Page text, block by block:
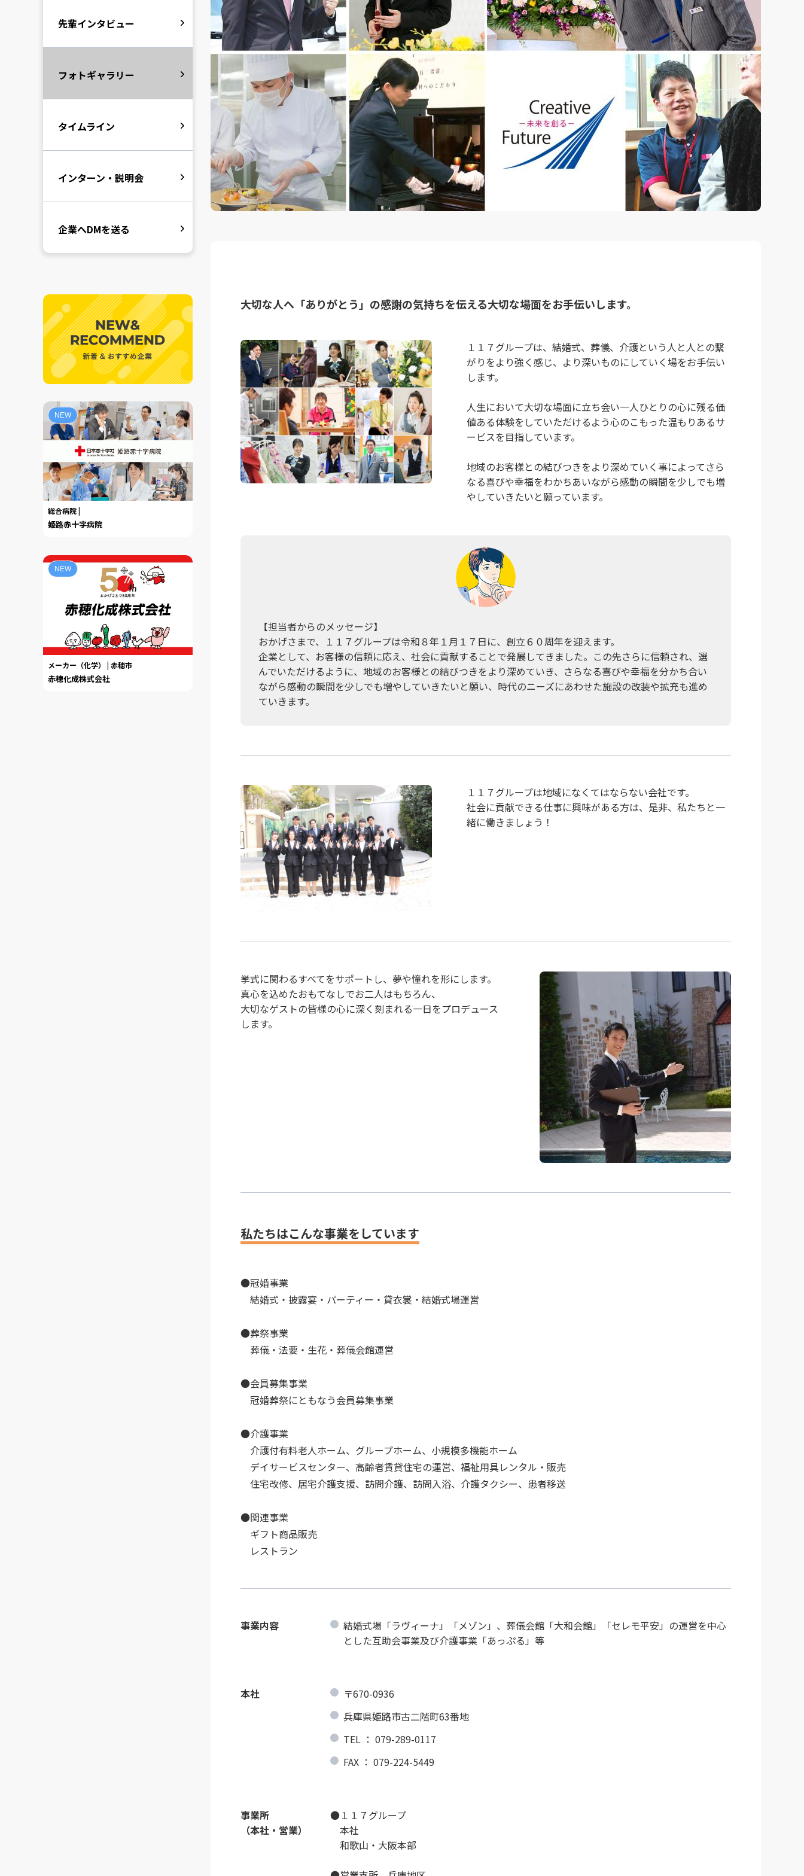
大切な人へ「ありがとう」の感謝の気持ちを伝える大切な場面をお手伝いします。
１１７グループは、結婚式、葬儀、介護という人と人との繋
がりをより強く感じ、より深いものにしていく場をお手伝い
します。
人生において大切な場面に立ち会い一人ひとりの心に残る価
値ある体験をしていただけるよう心のこもった温もりあるサ
ービスを目指しています。
地域のお客様との結びつきをより深めていく事によってさら
なる喜びや幸福をわかちあいながら感動の瞬間を少しでも増
やしていきたいと願っています。
【担当者からのメッセージ】
おかげさまで、１１７グループは令和８年１月１７日に、創立６０周年を迎えます。
企業として、お客様の信頼に応え、社会に貢献することで発展してきました。この先さらに信頼され、選
んでいただけるように、地域のお客様との結びつきをより深めていき、さらなる喜びや幸福を分かち合い
ながら感動の瞬間を少しでも増やしていきたいと願い、時代のニーズにあわせた施設の改装や拡充も進め
ていきます。
１１７グループは地域になくてはならない会社です。
社会に貢献できる仕事に興味がある方は、是非、私たちと一
緒に働きましょう！
挙式に関わるすべてをサポートし、夢や憧れを形にします。
真心を込めたおもてなしでお二人はもちろん、
大切なゲストの皆様の心に深く刻まれる一日をプロデュース
します。
私たちはこんな事業をしています
●冠婚事業
結婚式・披露宴・パーティー・貸衣裳・結婚式場運営
●葬祭事業
葬儀・法要・生花・葬儀会館運営
●会員募集事業
冠婚葬祭にともなう会員募集事業
●介護事業
介護付有料老人ホーム、グループホーム、小規模多機能ホーム
デイサービスセンター、高齢者賃貸住宅の運営、福祉用具レンタル・販売
住宅改修、居宅介護支援、訪問介護、訪問入浴、介護タクシー、患者移送
●関連事業
ギフト商品販売
レストラン
事業内容
結婚式場「ラヴィーナ」「メゾン」、葬儀会館「大和会館」「セレモ平安」の運営を中心
とした互助会事業及び介護事業「あっぷる」等
本社
〒670-0936
兵庫県姫路市古二階町63番地
TEL ： 079-289-0117
FAX ： 079-224-5449
事業所
（本社・営業）
●１１７グループ
本社
和歌山・大阪本部
先輩インタビュー
フォトギャラリー
タイムライン
インターン・説明会
企業へDMを送る
NEW
総合病院 |
姫路赤十字病院
NEW
メーカー（化学） | 赤穂市
赤穂化成株式会社